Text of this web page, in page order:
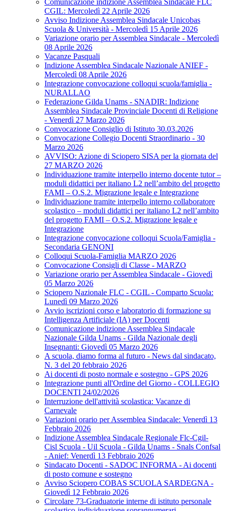
Comunicazione indizione Assemblea Sindacale FLC
CGIL: Mercoledì 22 Aprile 2026
Avviso Indizione Assemblea Sindacale Unicobas
Scuola & Università - Mercoledì 15 Aprile 2026
Variazione orario per Assemblea Sindacale - Mercoledì
08 Aprile 2026
Vacanze Pasquali
Indizione Assemblea Sindacale Nazionale ANIEF -
Mercoledì 08 Aprile 2026
Integrazione convocazione colloqui scuola/famiglia -
NURALLAO
Federazione Gilda Unams - SNADIR: Indizione
Assemblea Sindacale Provinciale Docenti di Religione
- Venerdì 27 Marzo 2026
Convocazione Consiglio di Istituto 30.03.2026
Convocazione Collegio Docenti Straordinario - 30
Marzo 2026
AVVISO: Azione di Sciopero SISA per la giornata del
27 MARZO 2026
Individuazione tramite interpello interno docente tutor –
moduli didattici per italiano L2 nell’ambito del progetto
FAMI – O.S.2. Migrazione legale e Integrazione
Individuazione tramite interpello interno collaboratore
scolastico – moduli didattici per italiano L2 nell’ambito
del progetto FAMI – O.S.2. Migrazione legale e
Integrazione
Integrazione convocazione colloqui Scuola/Famiglia -
Secondaria GENONI
Colloqui Scuola-Famiglia MARZO 2026
Convocazione Consigli di Classe - MARZO
Variazione orario per Assemblea Sindacale - Giovedì
05 Marzo 2026
Sciopero Nazionale FLC - CGIL - Comparto Scuola:
Lunedì 09 Marzo 2026
Avvio iscrizioni corso e laboratorio di formazione su
Intelligenza Artificiale (IA) per Docenti
Comunicazione indizione Assemblea Sindacale
Nazionale Gilda Unams - Gilda Nazionale degli
Insegnanti: Giovedì 05 Marzo 2026
A scuola, diamo forma al futuro - News dal sindacato,
N. 3 del 20 febbraio 2026
Ai docenti di posto normale e sostegno - GPS 2026
Integrazione punti all'Ordine del Giorno - COLLEGIO
DOCENTI 24/02/2026
Interruzione dell'attività scolastica: Vacanze di
Carnevale
Variazioni orario per Assemblea Sindacale: Venerdì 13
Febbraio 2026
Indizione Assemblea Sindacale Regionale Flc-Cgil-
Cisl Scuola - Uil Scuola - Gilda Unams - Snals Confsal
- Anief: Venerdì 13 Febbraio 2026
Sindacato Docenti - SADOC INFORMA - Ai docenti
di posto comune e sostegno
Avviso Sciopero COBAS SCUOLA SARDEGNA -
Giovedì 12 Febbraio 2026
Circolare 73-Graduatorie interne di istituto personale